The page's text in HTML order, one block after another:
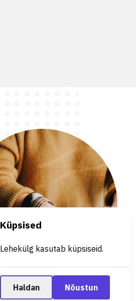
Küpsised
Lehekülg kasutab küpsiseid.
Haldan Nõustun